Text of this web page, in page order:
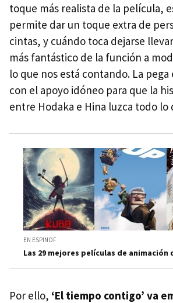
toque más realista de la película,
permite dar un toque extra de
cintas, y cuándo toca dejarse
más fantástico de la función a
lo que nos está contando. La
con el apoyo idóneo para que la
entre Hodaka e Hina luzca todo lo
EN ESPINOF
Las 29 mejores películas de
Por ello, ‘El tiempo contigo’ va